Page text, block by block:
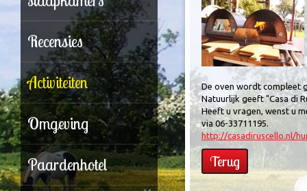
De oven wordt compleet
Natuurlijk geeft "Casa di
Heeft u vragen, wenst u
via 06-33711195.
http://casadiruscello.nl/
Terug
Recensies
Activiteiten
Omgeving
Paardenhotel